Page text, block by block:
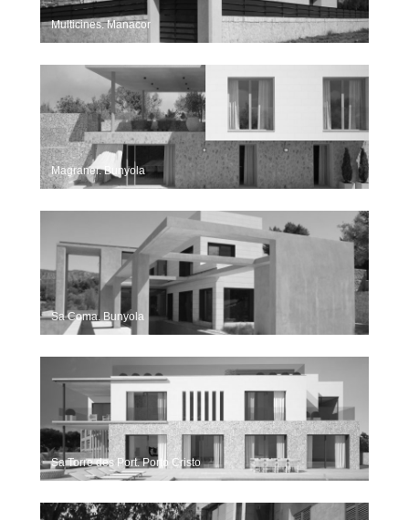
Multicines. Manacor
Magraner. Bunyola
Sa Coma. Bunyola
Sa Torre des Port. Porto Cristo